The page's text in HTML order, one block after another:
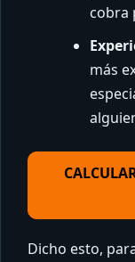
cobra
más
Dicho esto,